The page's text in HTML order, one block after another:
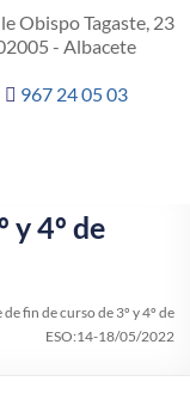
Obispo Tagaste, 23
- Albacete
967 24 05 03
y 4º de
de fin de curso de 3º y 4º de
ESO:14-18/05/2022